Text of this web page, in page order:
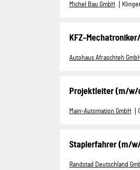
Michel Bau GmbH
KFZ-
Autohaus Afraschteh GmbH
Projektleiter (m/w/
Main-Automation GmbH
Staplerfahrer (m/
Randstad Deutschland